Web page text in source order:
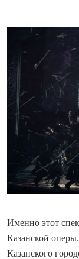
Именно этот
Казанской
Казанского